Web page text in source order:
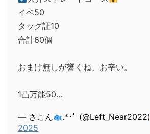
イベ50
タッグ証10
合計60個
おまけ無しが響くね、お辛い。
1凸万能50…
— さこん .*･ﾟ (@Left_Near2022)
2025